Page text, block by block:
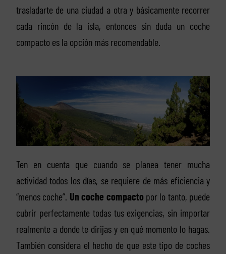
trasladarte de una ciudad a otra y básicamente recorrer
cada rincón de la isla, entonces sin duda un coche
compacto es la opción más recomendable.
Ten en cuenta que cuando se planea tener mucha
actividad todos los días, se requiere de más eficiencia y
“menos coche”. Un coche compacto por lo tanto, puede
cubrir perfectamente todas tus exigencias, sin importar
realmente a donde te dirijas y en qué momento lo hagas.
También considera el hecho de que este tipo de coches